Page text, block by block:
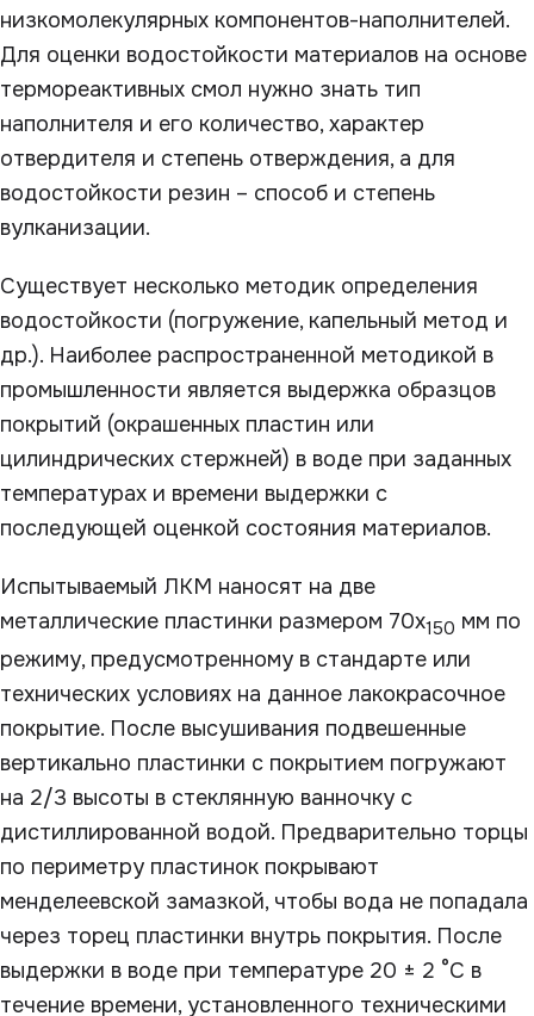
низкомолекулярных компонентов-наполнителей.
Для оценки водостойкости материалов на основе
термореактивных смол нужно знать тип
наполнителя и его количество, характер
отвердителя и степень отверждения, а для
водостойкости резин – способ и степень
вулканизации.
Существует несколько методик определения
водостойкости (погружение, капельный метод и
др.). Наиболее распространенной методикой в
промышленности является выдержка образцов
покрытий (окрашенных пластин или
цилиндрических стержней) в воде при заданных
температурах и времени выдержки с
последующей оценкой состояния материалов.
Испытываемый ЛКМ наносят на две
металлические пластинки размером 70х150 мм по
режиму, предусмотренному в стандарте или
технических условиях на данное лакокрасочное
покрытие. После высушивания подвешенные
вертикально пластинки с покрытием погружают
на 2/3 высоты в стеклянную ванночку с
дистиллированной водой. Предварительно торцы
по периметру пластинок покрывают
менделеевской замазкой, чтобы вода не попадала
через торец пластинки внутрь покрытия. После
выдержки в воде при температуре 20 ± 2 °С в
течение времени, установленного техническими